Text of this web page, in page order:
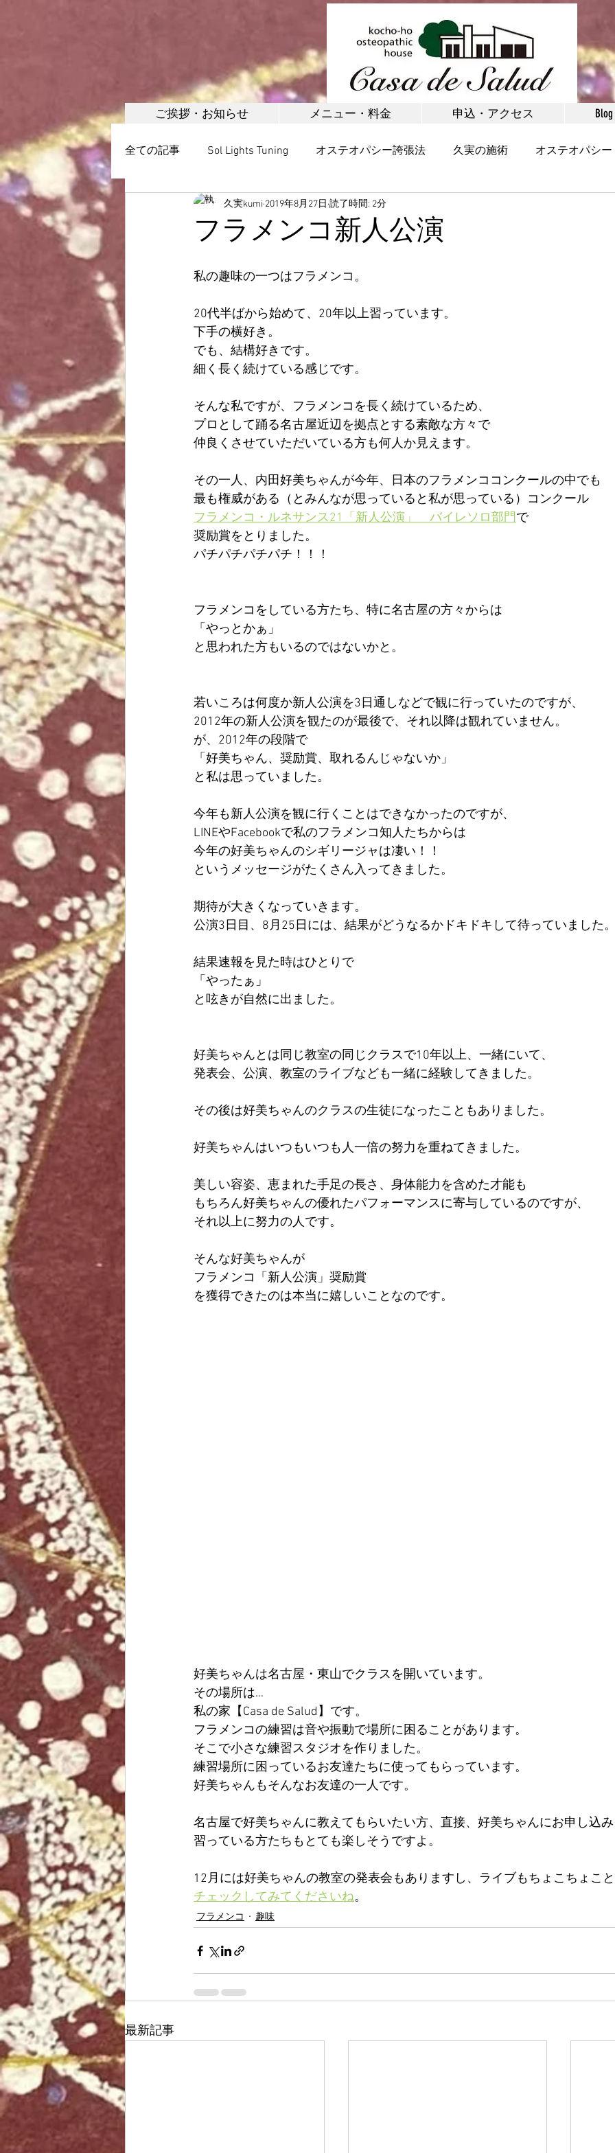
ご挨拶・お知らせ メニュー・料金 申込・アクセス Blog
全ての記事 Sol Lights Tuning オステオパシー誇張法 久実の施術 オステオパシー
ボディメイク 美容調整・矯正 お客様の声
読書 趣味 オステオパシー誇張法名古屋クラス
フラメンコ新人公演
久実kumi 2019年8月27日 読了時間: 2分
私の趣味の一つはフラメンコ。
20代半ばから始めて、20年以上習っています。
下手の横好き。
でも、結構好きです。
細く長く続けている感じです。
そんな私ですが、フラメンコを長く続けているため、
プロとして踊る名古屋近辺を拠点とする素敵な方々で
仲良くさせていただいている方も何人か見えます。
その一人、内田好美ちゃんが今年、日本のフラメンココンクールの中でも
最も権威がある（とみんなが思っていると私が思っている）コンクール
フラメンコ・ルネサンス21「新人公演」　バイレソロ部門で
奨励賞をとりました。
パチパチパチパチ！！！
フラメンコをしている方たち、特に名古屋の方々からは
「やっとかぁ」
と思われた方もいるのではないかと。
若いころは何度か新人公演を3日通しなどで観に行っていたのですが、
2012年の新人公演を観たのが最後で、それ以降は観れていません。
が、2012年の段階で
「好美ちゃん、奨励賞、取れるんじゃないか」
と私は思っていました。
今年も新人公演を観に行くことはできなかったのですが、
LINEやFacebookで私のフラメンコ知人たちからは
今年の好美ちゃんのシギリージャは凄い！！
というメッセージがたくさん入ってきました。
期待が大きくなっていきます。
公演3日目、8月25日には、結果がどうなるかドキドキして待っていました
結果速報を見た時はひとりで
「やったぁ」
と呟きが自然に出ました。
好美ちゃんとは同じ教室の同じクラスで10年以上、一緒にいて、
発表会、公演、教室のライブなども一緒に経験してきました。
その後は好美ちゃんのクラスの生徒になったこともありました。
好美ちゃんはいつもいつも人一倍の努力を重ねてきました。
美しい容姿、恵まれた手足の長さ、身体能力を含めた才能も
もちろん好美ちゃんの優れたパフォーマンスに寄与しているのですが、
それ以上に努力の人です。
そんな好美ちゃんが
フラメンコ「新人公演」奨励賞
を獲得できたのは本当に嬉しいことなのです。
好美ちゃんは名古屋・東山でクラスを開いています。
その場所は…
私の家【Casa de Salud】です。
フラメンコの練習は音や振動で場所に困ることがあります。
そこで小さな練習スタジオを作りました。
練習場所に困っているお友達たちに使ってもらっています。
好美ちゃんもそんなお友達の一人です。
名古屋で好美ちゃんに教えてもらいたい方、直接、好美ちゃんにお申し込
習っている方たちもとても楽しそうですよ。
12月には好美ちゃんの教室の発表会もありますし、ライブもちょこちょこ
チェックしてみてくださいね。
フラメンコ 趣味
最新記事